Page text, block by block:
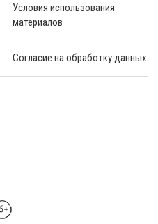
Условия использования
материалов
Согласие на обработку данных